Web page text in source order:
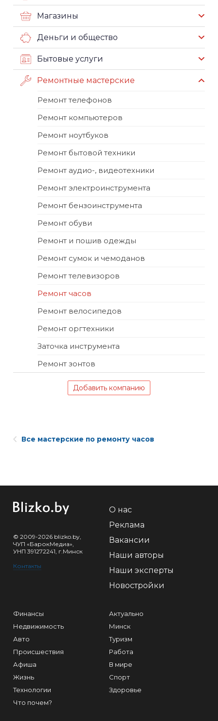
Магазины
Деньги и общество
Бытовые услуги
Ремонтные мастерские
Ремонт телефонов
Ремонт компьютеров
Ремонт ноутбуков
Ремонт бытовой техники
Ремонт аудио-, видеотехники
Ремонт электроинструмента
Ремонт бензоинструмента
Ремонт обуви
Ремонт и пошив одежды
Ремонт сумок и чемоданов
Ремонт телевизоров
Ремонт часов
Ремонт велосипедов
Ремонт оргтехники
Заточка инструмента
Ремонт зонтов
Добавить компанию
Все мастерские по ремонту часов
© 2009-2026 blizko.by,
ЧУП «БарокМедиа»,
УНП 391272241, г.Минск
Контакты
О нас
Реклама
Вакансии
Наши авторы
Наши эксперты
Новостройки
Финансы
Недвижимость
Авто
Происшествия
Афиша
Жизнь
Технологии
Что почем?
Актуально
Минск
Туризм
Работа
В мире
Спорт
Здоровье